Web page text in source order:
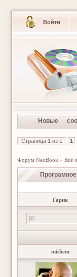
Войти
Новые
Страница 1 из 1 1
Форум NeoBook » Всё
Гарик
mishem